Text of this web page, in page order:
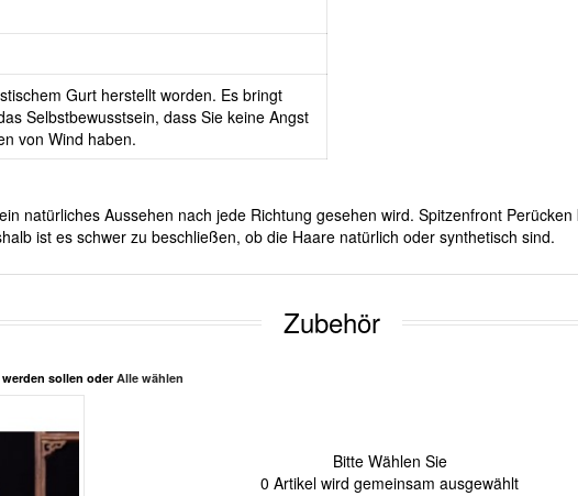
Gurt herstellt worden. Es bringt
Selbstbewusstsein, dass Sie keine Angst
von Wind haben.
natürliches Aussehen nach jede Richtung gesehen wird. Spitzenfront
ist es schwer zu beschließen, ob die Haare natürlich oder synthetisch sind.
Zubehör
sollen oder Alle wählen
Bitte Wählen Sie
0 Artikel wird gemeinsam ausgewählt